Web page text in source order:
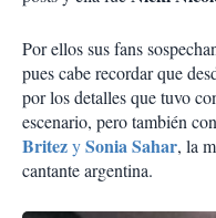
Por ellos sus fans
pues cabe recordar que
por los detalles que tuvo
escenario, pero también
BritezySonia Sahar, la
cantante argentina.